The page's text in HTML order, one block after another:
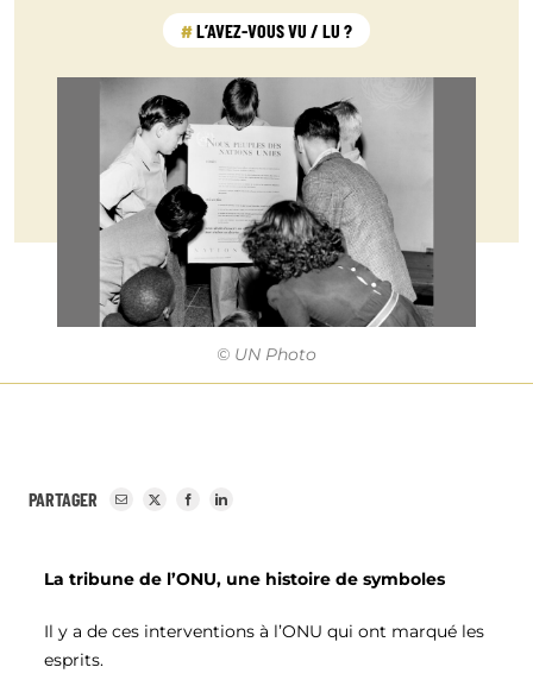
L’AVEZ-VOUS VU / LU ?
© UN Photo
PARTAGER
La tribune de l’ONU, une histoire de symboles
Il y a de ces interventions à l’ONU qui ont marqué les
esprits.